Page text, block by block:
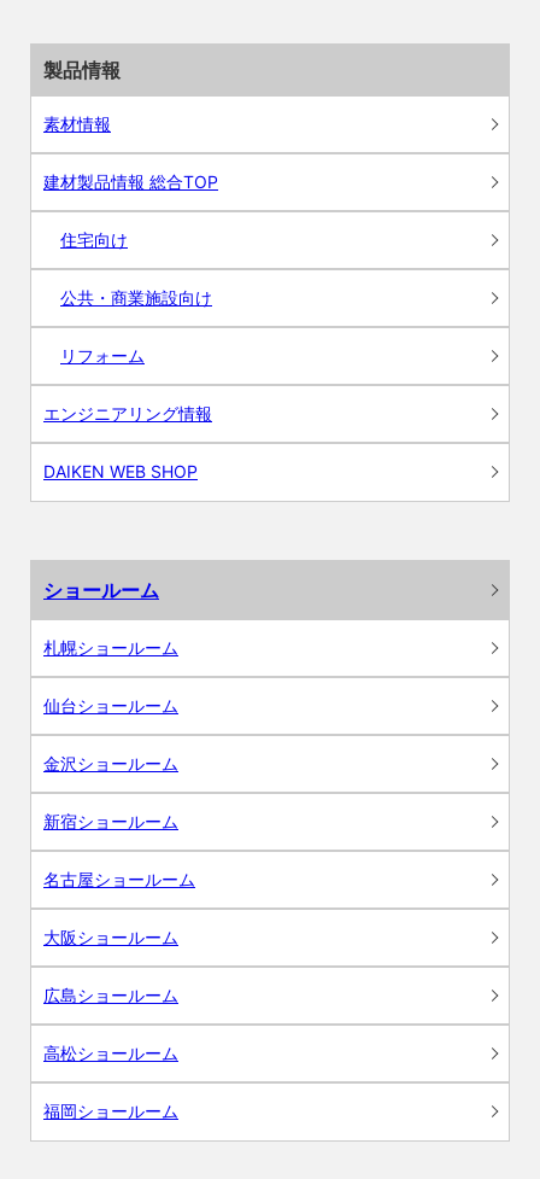
製品情報
素材情報
建材製品情報 総合TOP
住宅向け
公共・商業施設向け
リフォーム
エンジニアリング情報
DAIKEN WEB SHOP
ショールーム
札幌ショールーム
仙台ショールーム
金沢ショールーム
新宿ショールーム
名古屋ショールーム
大阪ショールーム
広島ショールーム
高松ショールーム
福岡ショールーム